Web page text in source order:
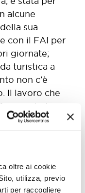
oltre ai cookie
utilizza, previo
per raccogliere
alcune
sua
con il FAI per
giornate;
turistica a
non c’è
Il lavoro che
dedicare
Leonardo,
casa,
bambina con
con cui